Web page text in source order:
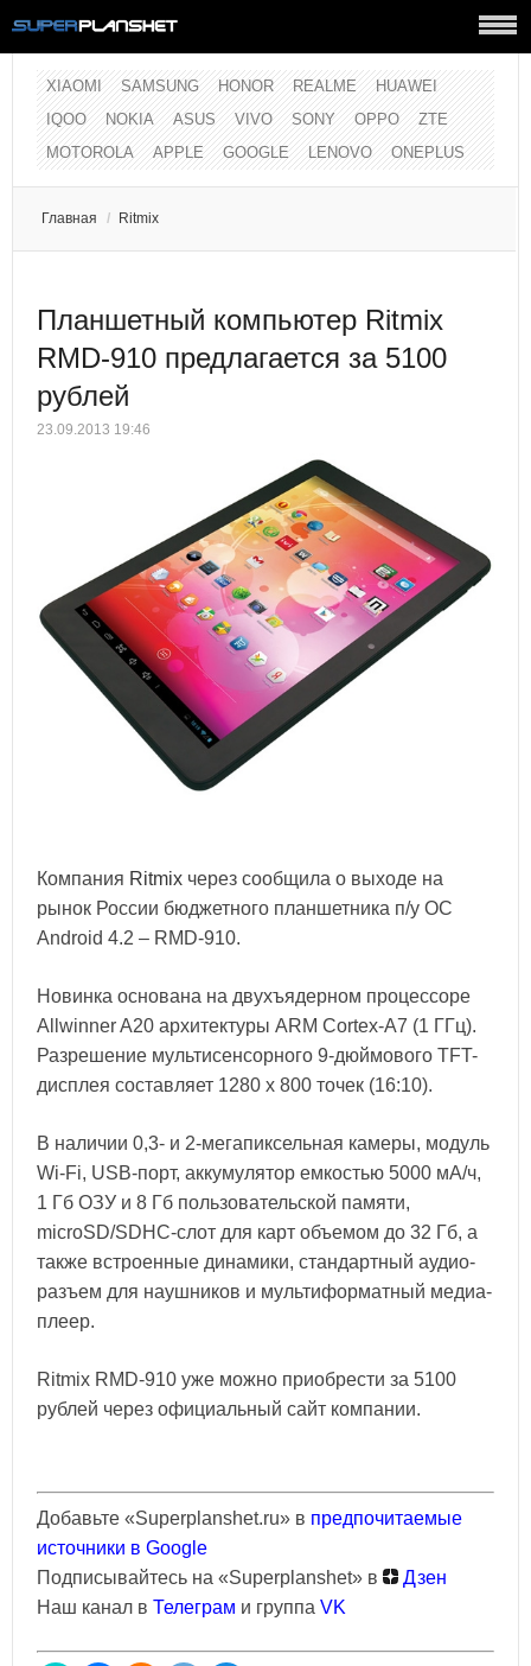
XIAOMI SAMSUNG HONOR REALME
HUAWEI
IQOO
NOKIA ASUS VIVO SONY OPPO
ZTE
MOTOROLA
APPLE GOOGLE LENOVO ONEPLUS
Главная / Ritmix
Планшетный компьютер Ritmix
RMD-910 предлагается за 5100
рублей
23.09.2013 19:46
Компания Ritmix через сообщила о выходе на
рынок России бюджетного планшетника п/у ОС
Android 4.2 – RMD-910.
Новинка основана на двухъядерном процессоре
Allwinner A20 архитектуры ARM Cortex-A7 (1 ГГц).
Разрешение мультисенсорного 9-дюймового TFT-
дисплея составляет 1280 x 800 точек (16:10).
В наличии 0,3- и 2-мегапиксельная камеры, модуль
Wi-Fi, USB-порт, аккумулятор емкостью 5000 мА/ч,
1 Гб ОЗУ и 8 Гб пользовательской памяти,
microSD/SDHC-слот для карт объемом до 32 Гб, а
также встроенные динамики, стандартный аудио-
разъем для наушников и мультиформатный медиа-
плеер.
Ritmix RMD-910 уже можно приобрести за 5100
рублей через официальный сайт компании.
Добавьте «Superplanshet.ru» в предпочитаемые
источники в Google
Подписывайтесь на «Superplanshet» в
Дзен
Наш канал в Телеграм и группа VK